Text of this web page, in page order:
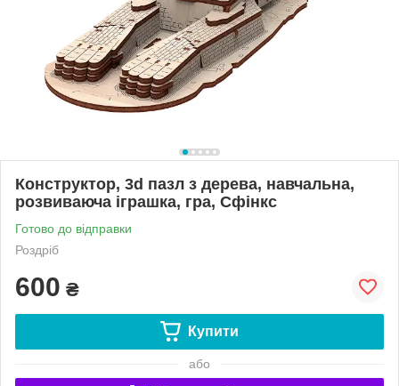
Конструктор, 3d пазл з дерева, навчальна,
розвиваюча іграшка, гра, Сфінкс
Готово до відправки
Роздріб
600 ₴
Купити
або